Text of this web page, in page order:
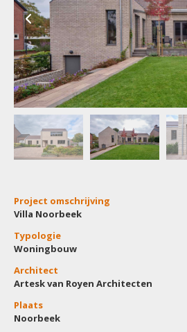
Project omschrijving
Villa Noorbeek
Typologie
Woningbouw
Architect
Artesk van Royen Architecten
Plaats
Noorbeek